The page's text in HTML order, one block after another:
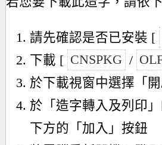
請先確認是否已安裝 [
下載 [ CNSPKG /
於下載視窗中選擇「開
於「造字轉入及列印
下方的「加入」按鈕